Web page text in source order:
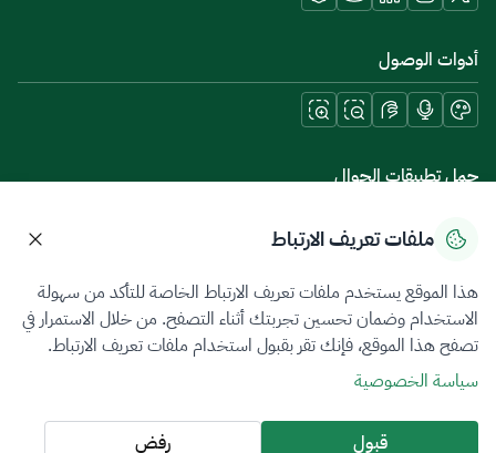
أدوات الوصول
حمل تطبيقات الجوال
سياسة الخصوصيةشروط الاستخدامخريطة الموقع
جميع الحقوق محفوظة 2026 © ZATCA.GOV.SA
تم تطويره وصيانته بواسطة هيئة الزكاة والضريبة والجمارك
آخر تحديث للموقع في
ملفات تعريف الارتباط
هذا الموقع يستخدم ملفات تعريف الارتباط الخاصة للتأكد من سهولة
الاستخدام وضمان تحسين تجربتك أثناء التصفح. من خلال الاستمرار في
تصفح هذا الموقع، فإنك تقر بقبول استخدام ملفات تعريف الارتباط.
سياسة الخصوصية
قبول رفض